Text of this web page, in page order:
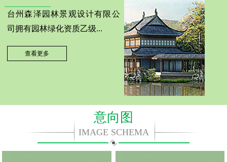
台州森泽园林景观设计有限公
司拥有园林绿化资质乙级...
查看更多
意向图
IMAGE SCHEMA